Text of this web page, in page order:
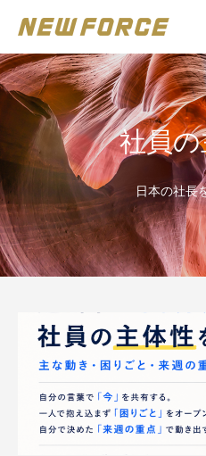
WEBコンテンツ
WEBマーケティング戦略立案
社員
日本の社長